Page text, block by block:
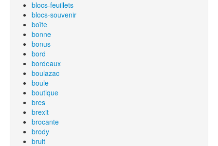
blocs-feuillets
blocs-souvenir
boîte
bonne
bonus
bord
bordeaux
boulazac
boule
boutique
bres
brexit
brocante
brody
bruit